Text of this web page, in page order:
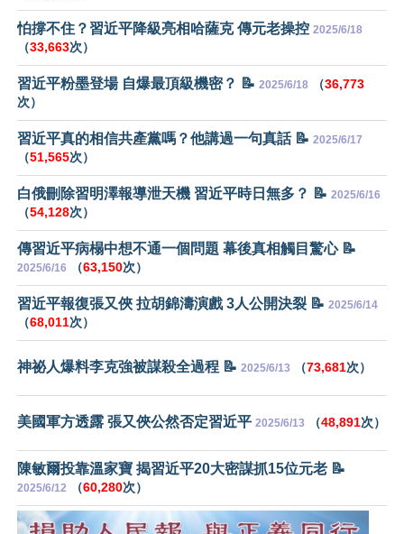
怕撐不住？習近平降級亮相哈薩克 傳元老操控 2025/6/18
（33,663次）
習近平粉墨登場 自爆最頂級機密？ 📝 2025/6/18 （36,773
次）
習近平真的相信共產黨嗎？他講過一句真話 📝 2025/6/17
（51,565次）
白俄刪除習明澤報導泄天機 習近平時日無多？ 📝 2025/6/16
（54,128次）
傳習近平病榻中想不通一個問題 幕後真相觸目驚心 📝
2025/6/16 （63,150次）
習近平報復張又俠 拉胡錦濤演戲 3人公開決裂 📝 2025/6/14
（68,011次）
神祕人爆料李克強被謀殺全過程 📝 2025/6/13 （73,681次）
美國軍方透露 張又俠公然否定習近平 2025/6/13 （48,891次）
陳敏爾投靠溫家寶 揭習近平20大密謀抓15位元老 📝
2025/6/12 （60,280次）